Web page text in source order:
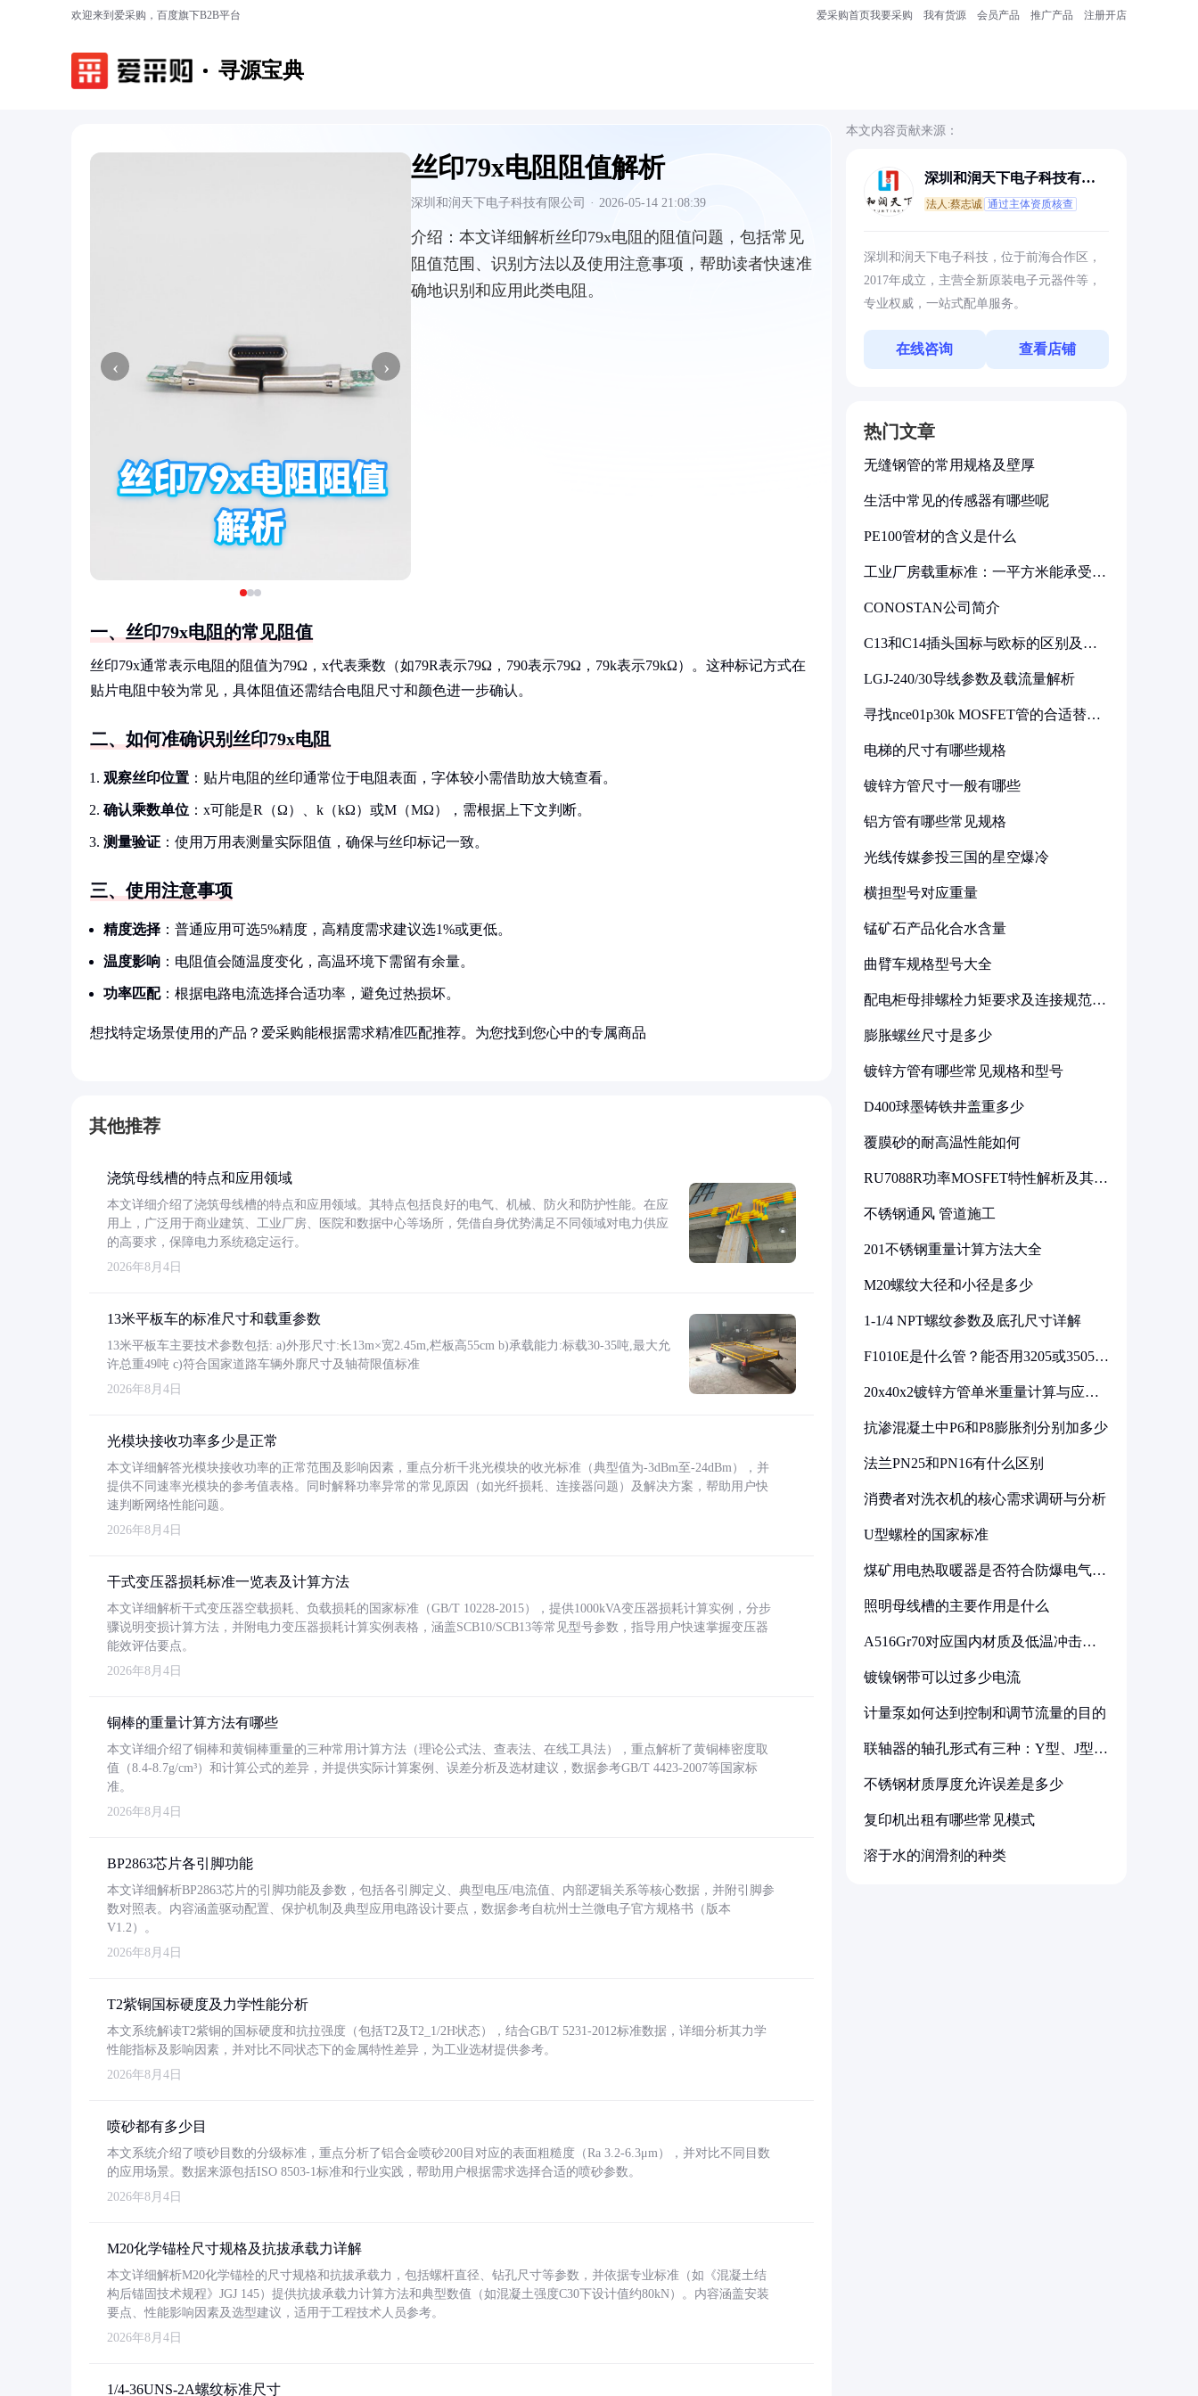
欢迎来到爱采购，百度旗下B2B平台 爱采购首页我要采购 我有货源 会员产品 推广产品 注册开店
寻源宝典
‹ ›
丝印79x电阻阻值解析
深圳和润天下电子科技有限公司 · 2026-05-14 21:08:39
介绍： 本文详细解析丝印79x电阻的阻值问题，包括常见
阻值范围、识别方法以及使用注意事项，帮助读者快速准
确地识别和应用此类电阻。
一、丝印79x电阻的常见阻值
丝印79x通常表示电阻的阻值为79Ω，x代表乘数（如79R表示79Ω，790表示79Ω，79k表示79kΩ）。这种标记方式在
贴片电阻中较为常见，具体阻值还需结合电阻尺寸和颜色进一步确认。
二、如何准确识别丝印79x电阻
观察丝印位置 ：贴片电阻的丝印通常位于电阻表面，字体较小需借助放大镜查看。
确认乘数单位 ：x可能是R（Ω）、k（kΩ）或M（MΩ），需根据上下文判断。
测量验证 ：使用万用表测量实际阻值，确保与丝印标记一致。
三、使用注意事项
精度选择 ：普通应用可选5%精度，高精度需求建议选1%或更低。
温度影响 ：电阻值会随温度变化，高温环境下需留有余量。
功率匹配：根据电路电流选择合适功率，避免过热损坏。
想找特定场景使用的产品？爱采购能根据需求精准匹配推荐。为您找到您心中的专属商品
其他推荐
浇筑母线槽的特点和应用领域
本文详细介绍了浇筑母线槽的特点和应用领域。其特点包括良好的电气、机械、防火和防护性能。在应
用上，广泛用于商业建筑、工业厂房、医院和数据中心等场所，凭借自身优势满足不同领域对电力供应
的高要求，保障电力系统稳定运行。
2026年8月4日
13米平板车的标准尺寸和载重参数
13米平板车主要技术参数包括: a)外形尺寸:长13m×宽2.45m,栏板高55cm b)承载能力:标载30-35吨,最大允
许总重49吨 c)符合国家道路车辆外廓尺寸及轴荷限值标准
2026年8月4日
光模块接收功率多少是正常
本文详细解答光模块接收功率的正常范围及影响因素，重点分析千兆光模块的收光标准（典型值为-3dBm至-24dBm），并
提供不同速率光模块的参考值表格。同时解释功率异常的常见原因（如光纤损耗、连接器问题）及解决方案，帮助用户快
速判断网络性能问题。
2026年8月4日
干式变压器损耗标准一览表及计算方法
本文详细解析干式变压器空载损耗、负载损耗的国家标准（GB/T 10228-2015），提供1000kVA变压器损耗计算实例，分步
骤说明变损计算方法，并附电力变压器损耗计算实例表格，涵盖SCB10/SCB13等常见型号参数，指导用户快速掌握变压器
能效评估要点。
2026年8月4日
铜棒的重量计算方法有哪些
本文详细介绍了铜棒和黄铜棒重量的三种常用计算方法（理论公式法、查表法、在线工具法），重点解析了黄铜棒密度取
值（8.4-8.7g/cm³）和计算公式的差异，并提供实际计算案例、误差分析及选材建议，数据参考GB/T 4423-2007等国家标
准。
2026年8月4日
BP2863芯片各引脚功能
本文详细解析BP2863芯片的引脚功能及参数，包括各引脚定义、典型电压/电流值、内部逻辑关系等核心数据，并附引脚参
数对照表。内容涵盖驱动配置、保护机制及典型应用电路设计要点，数据参考自杭州士兰微电子官方规格书（版本
V1.2）。
2026年8月4日
T2紫铜国标硬度及力学性能分析
本文系统解读T2紫铜的国标硬度和抗拉强度（包括T2及T2_1/2H状态），结合GB/T 5231-2012标准数据，详细分析其力学
性能指标及影响因素，并对比不同状态下的金属特性差异，为工业选材提供参考。
2026年8月4日
喷砂都有多少目
本文系统介绍了喷砂目数的分级标准，重点分析了铝合金喷砂200目对应的表面粗糙度（Ra 3.2-6.3μm），并对比不同目数
的应用场景。数据来源包括ISO 8503-1标准和行业实践，帮助用户根据需求选择合适的喷砂参数。
2026年8月4日
M20化学锚栓尺寸规格及抗拔承载力详解
本文详细解析M20化学锚栓的尺寸规格和抗拔承载力，包括螺杆直径、钻孔尺寸等参数，并依据专业标准（如《混凝土结
构后锚固技术规程》JGJ 145）提供抗拔承载力计算方法和典型数值（如混凝土强度C30下设计值约80kN）。内容涵盖安装
要点、性能影响因素及选型建议，适用于工程技术人员参考。
2026年8月4日
1/4-36UNS-2A螺纹标准尺寸
本文内容贡献来源：
深圳和润天下电子科技有限
法人:蔡志诚 通过主体资质核查
深圳和润天下电子科技，位于前海合作区，
2017年成立，主营全新原装电子元器件等，
专业权威，一站式配单服务。
在线咨询 查看店铺
热门文章
无缝钢管的常用规格及壁厚
生活中常见的传感器有哪些呢
PE100管材的含义是什么
工业厂房载重标准：一平方米能承受多
CONOSTAN公司简介
C13和C14插头国标与欧标的区别及其
LGJ-240/30导线参数及载流量解析
寻找nce01p30k MOSFET管的合适替代
电梯的尺寸有哪些规格
镀锌方管尺寸一般有哪些
铝方管有哪些常见规格
光线传媒参投三国的星空爆冷
横担型号对应重量
锰矿石产品化合水含量
曲臂车规格型号大全
配电柜母排螺栓力矩要求及连接规范详
膨胀螺丝尺寸是多少
镀锌方管有哪些常见规格和型号
D400球墨铸铁井盖重多少
覆膜砂的耐高温性能如何
RU7088R功率MOSFET特性解析及其在
不锈钢通风 管道施工
201不锈钢重量计算方法大全
M20螺纹大径和小径是多少
1-1/4 NPT螺纹参数及底孔尺寸详解
F1010E是什么管？能否用3205或3505代
20x40x2镀锌方管单米重量计算与应用
抗渗混凝土中P6和P8膨胀剂分别加多少
法兰PN25和PN16有什么区别
消费者对洗衣机的核心需求调研与分析
U型螺栓的国家标准
煤矿用电热取暖器是否符合防爆电气设
照明母线槽的主要作用是什么
A516Gr70对应国内材质及低温冲击要
镀镍钢带可以过多少电流
计量泵如何达到控制和调节流量的目的
联轴器的轴孔形式有三种：Y型、J型、
不锈钢材质厚度允许误差是多少
复印机出租有哪些常见模式
溶于水的润滑剂的种类